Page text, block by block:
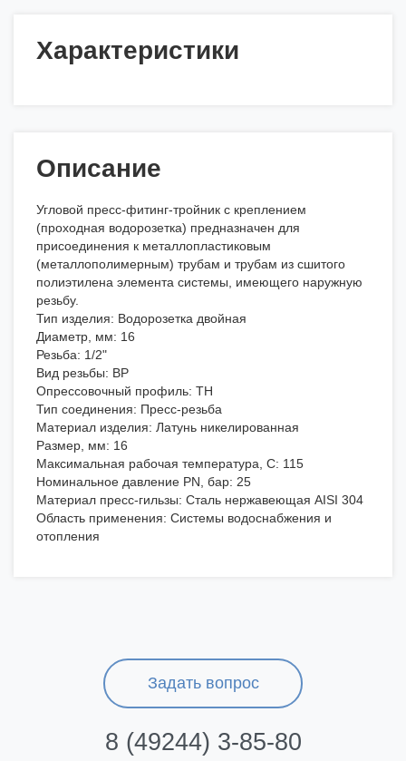
Характеристики
Описание
Угловой пресс-фитинг-тройник с креплением
(проходная водорозетка) предназначен для
присоединения к металлопластиковым
(металлополимерным) трубам и трубам из сшитого
полиэтилена элемента системы, имеющего наружную
резьбу.
Тип изделия: Водорозетка двойная
Диаметр, мм: 16
Резьба: 1/2"
Вид резьбы: ВР
Опрессовочный профиль: TH
Тип соединения: Пресс-резьба
Материал изделия: Латунь никелированная
Размер, мм: 16
Максимальная рабочая температура, C: 115
Номинальное давление PN, бар: 25
Материал пресс-гильзы: Сталь нержавеющая AISI 304
Область применения: Системы водоснабжения и
отопления
Задать вопрос
8 (49244) 3-85-80